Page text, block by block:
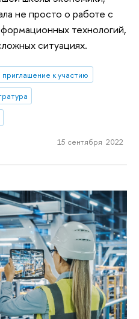
не просто о работе с
технологий,
ситуациях.
приглашение к участию
15 сентября 2022